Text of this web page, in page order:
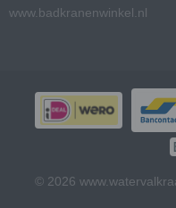
www.badkranenwinkel.nl
© 2026